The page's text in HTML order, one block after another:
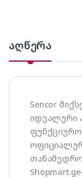
აღწერა
Sencor
იდეალური